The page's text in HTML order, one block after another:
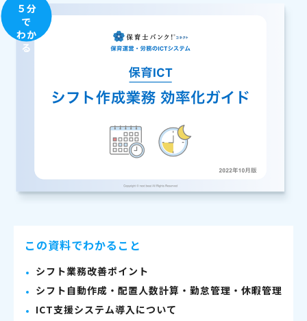
５分
で
わか
る
この資料でわかること
シフト業務改善ポイント
シフト自動作成・配置人数計算・勤怠管理・休暇管理
ICT支援システム導入について